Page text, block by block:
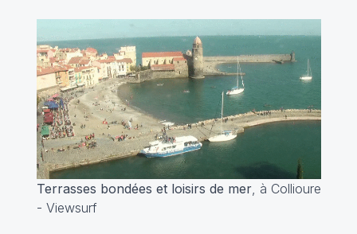
Terrasses bondées et loisirs de mer, à Collioure
- Viewsurf